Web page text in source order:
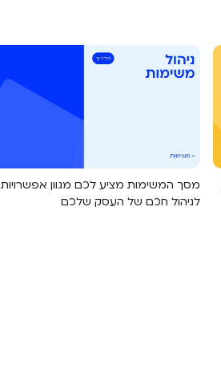
מסך המשימות מציע לכם מגוון אפשרויות
לניהול חכם של העסק שלכם